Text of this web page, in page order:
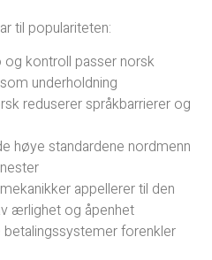
til populariteten:
og kontroll passer norsk
underholdning
reduserer språkbarrierer og
høye standardene nordmenn
appellerer til den
ærlighet og åpenhet
forenkler